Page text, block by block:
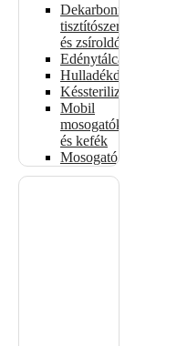
Dekarbonizáló
tisztítószerek
és zsíroldók
Edénytálcák
Hulladékdarálók
Késsterilizátorok
Mobil
mosogatók
és kefék
Mosogatógépkosarak